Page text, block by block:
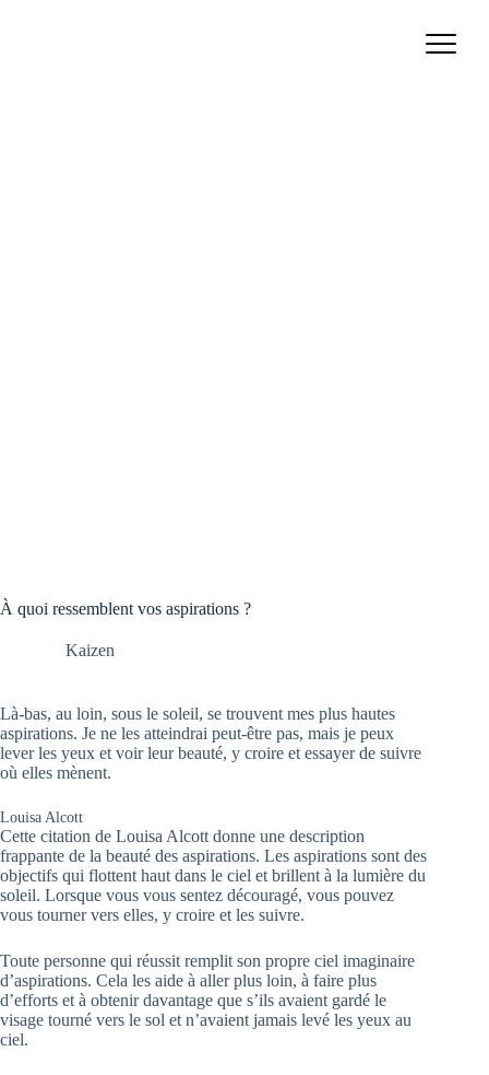
À quoi ressemblent vos aspirations ?
Kaizen
Là-bas, au loin, sous le soleil, se trouvent mes plus hautes
aspirations. Je ne les atteindrai peut-être pas, mais je peux
lever les yeux et voir leur beauté, y croire et essayer de suivre
où elles mènent.
Louisa Alcott
Cette citation de Louisa Alcott donne une description
frappante de la beauté des aspirations. Les aspirations sont des
objectifs qui flottent haut dans le ciel et brillent à la lumière du
soleil. Lorsque vous vous sentez découragé, vous pouvez
vous tourner vers elles, y croire et les suivre.
Toute personne qui réussit remplit son propre ciel imaginaire
d’aspirations. Cela les aide à aller plus loin, à faire plus
d’efforts et à obtenir davantage que s’ils avaient gardé le
visage tourné vers le sol et n’avaient jamais levé les yeux au
ciel.